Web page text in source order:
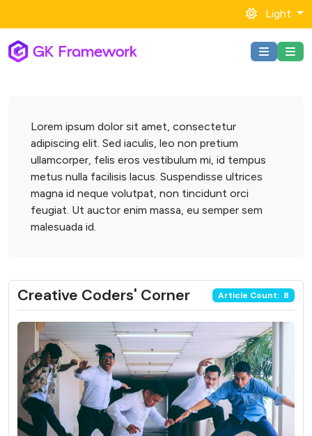
Light
Lorem ipsum dolor sit amet, consectetur
adipiscing elit. Sed iaculis, leo non pretium
ullamcorper, felis eros vestibulum mi, id tempus
metus nulla facilisis lacus. Suspendisse ultrices
magna id neque volutpat, non tincidunt orci
feugiat. Ut auctor enim massa, eu semper sem
malesuada id.
Creative Coders' Corner Article Count: 8